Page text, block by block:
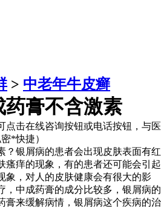
> 中老年牛皮癣
膏不含激素
点击在线咨询按钮或电话按钮，与医
*快捷）
？银屑病的患者会出现皮肤表面有红
瘙痒的现象，有的患者还可能会引起
象，对人的皮肤健康会有很大的影
，中成药膏的成分比较多，银屑病的
膏来缓解病情，银屑病这个疾病的治